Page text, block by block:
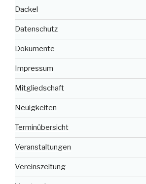
Dackel
Datenschutz
Dokumente
Impressum
Mitgliedschaft
Neuigkeiten
Terminübersicht
Veranstaltungen
Vereinszeitung